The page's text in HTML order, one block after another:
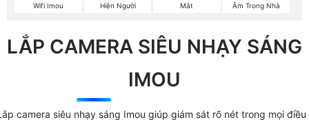
Wifi Imou
Hiện Người
Mắt
Âm Trong Nhà
LẮP CAMERA SIÊU NHẠY SÁNG
IMOU
camera siêu nhạy sáng Imou giúp giám sát rõ nét trong mọi điều